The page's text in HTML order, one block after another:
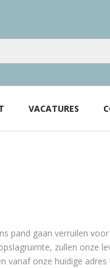
VACATURES
pand gaan verruilen
zullen onze
vanaf onze huidige